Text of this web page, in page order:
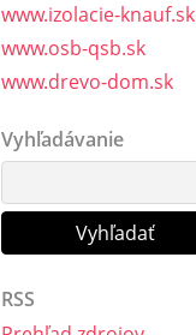
www.izolacie-knauf.sk
www.osb-qsb.sk
www.drevo-dom.sk
Vyhľadávanie
RSS